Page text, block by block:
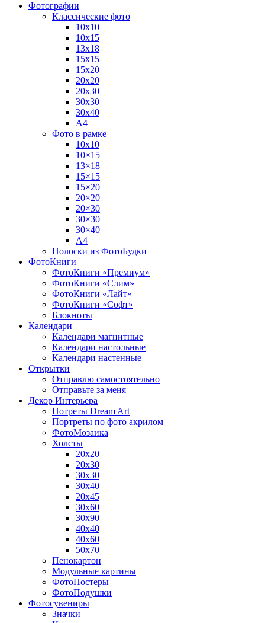
Фотографии
Классические фото
10х10
10х15
13х18
15х15
15х20
20х20
20х30
30х30
30х40
А4
Фото в рамке
10х10
10×15
13×18
15×15
15×20
20×20
20×30
30×30
30×40
A4
Полоски из ФотоБудки
ФотоКниги
ФотоКниги «Премиум»
ФотоКниги «Слим»
ФотоКниги «Лайт»
ФотоКниги «Софт»
Блокноты
Календари
Календари магнитные
Календари настольные
Календари настенные
Открытки
Отправлю самостоятельно
Отправьте за меня
Декор Интерьера
Потреты Dream Art
Портреты по фото акрилом
ФотоМозаика
Холсты
20х20
20х30
30х30
30х40
20х45
30х60
30х90
40х40
40х60
50х70
Пенокартон
Модульные картины
ФотоПостеры
ФотоПодушки
Фотоcувениры
Значки